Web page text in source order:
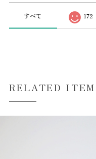
すべて 172
RELATED